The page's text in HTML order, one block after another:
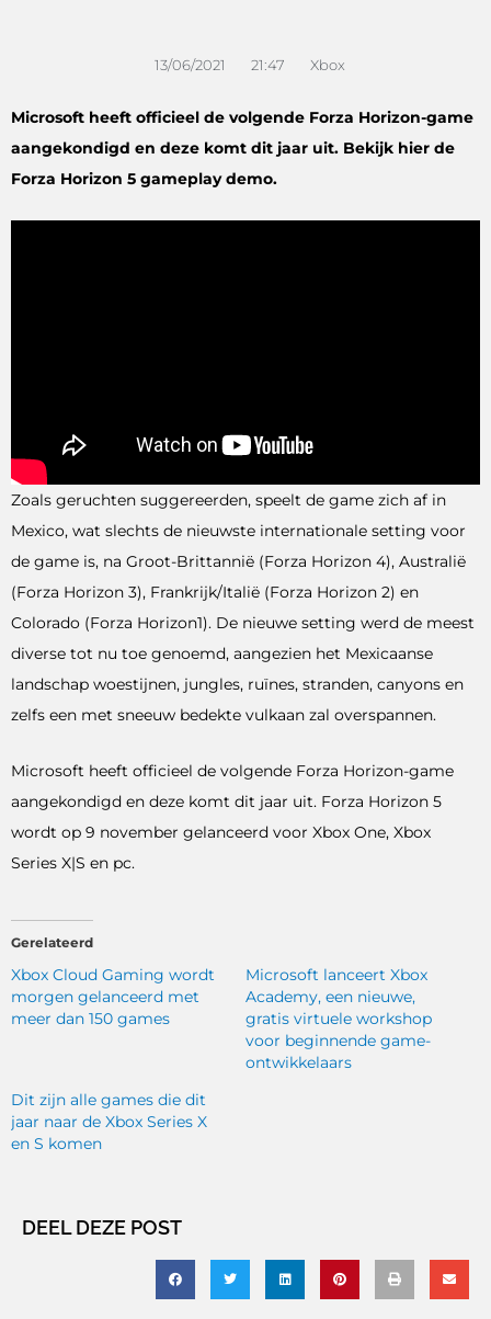
13/06/2021 21:47 Xbox
Microsoft heeft officieel de volgende Forza Horizon-game
aangekondigd en deze komt dit jaar uit. Bekijk hier de
Forza Horizon 5 gameplay demo.
Zoals geruchten suggereerden, speelt de game zich af in
Mexico, wat slechts de nieuwste internationale setting voor
de game is, na Groot-Brittannië (Forza Horizon 4), Australië
(Forza Horizon 3), Frankrijk/Italië (Forza Horizon 2) en
Colorado (Forza Horizon1). De nieuwe setting werd de meest
diverse tot nu toe genoemd, aangezien het Mexicaanse
landschap woestijnen, jungles, ruïnes, stranden, canyons en
zelfs een met sneeuw bedekte vulkaan zal overspannen.
Microsoft heeft officieel de volgende Forza Horizon-game
aangekondigd en deze komt dit jaar uit. Forza Horizon 5
wordt op 9 november gelanceerd voor Xbox One, Xbox
Series X|S en pc.
Gerelateerd
Xbox Cloud Gaming wordt
morgen gelanceerd met
meer dan 150 games
Microsoft lanceert Xbox
Academy, een nieuwe,
gratis virtuele workshop
voor beginnende game-
ontwikkelaars
Dit zijn alle games die dit
jaar naar de Xbox Series X
en S komen
DEEL DEZE POST